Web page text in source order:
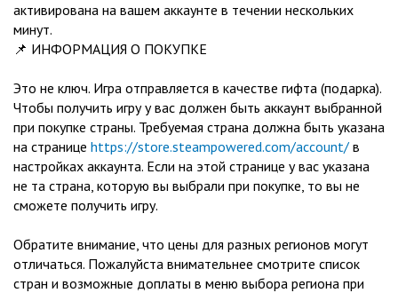
активирована на вашем аккаунте в течении нескольких
минут.
📌 ИНФОРМАЦИЯ О ПОКУПКЕ
Это не ключ. Игра отправляется в качестве гифта (подарка).
Чтобы получить игру у вас должен быть аккаунт выбранной
при покупке страны. Требуемая страна должна быть указана
на странице https://store.steampowered.com/account/ в
настройках аккаунта. Если на этой странице у вас указана
не та страна, которую вы выбрали при покупке, то вы не
сможете получить игру.
Обратите внимание, что цены для разных регионов могут
отличаться. Пожалуйста внимательнее смотрите список
стран и возможные доплаты в меню выбора региона при